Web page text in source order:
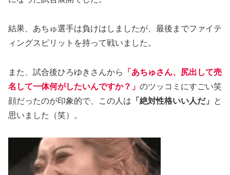
結果、あちゅ選手は負けはしましたが、最後までファイテ
ィングスピリットを持って戦いました。
また、試合後ひろゆきさんから
「あちゅさん、尻出して売
名して一体何がしたいんですか？」 のツッコミにすごい笑
顔だったのが印象的で、この人は 「絶対性格いい人だ」
と
思いました（笑）。